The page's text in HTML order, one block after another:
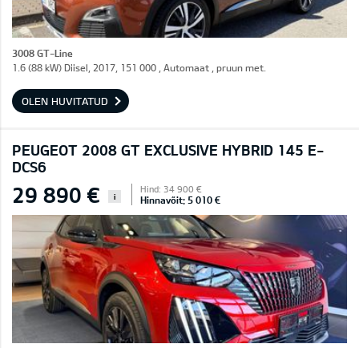
3008 GT-Line
1.6 (88 kW) Diisel, 2017, 151 000 , Automaat , pruun met.
OLEN HUVITATUD
PEUGEOT 2008 GT EXCLUSIVE HYBRID 145 E-
DCS6
29 890 € i
Hind: 34 900 €
Hinnavõit: 5 010 €